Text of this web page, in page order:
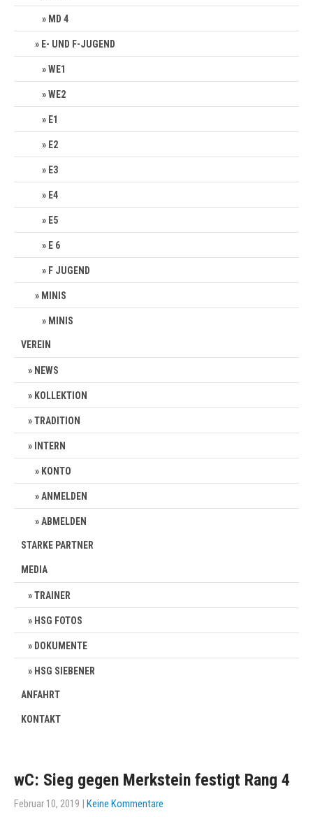
MD 4
E- UND F-JUGEND
WE1
WE2
E1
E2
E3
E4
E5
E 6
F JUGEND
MINIS
MINIS
VEREIN
NEWS
KOLLEKTION
TRADITION
INTERN
KONTO
ANMELDEN
ABMELDEN
STARKE PARTNER
MEDIA
TRAINER
HSG FOTOS
DOKUMENTE
HSG SIEBENER
ANFAHRT
KONTAKT
wC: Sieg gegen Merkstein festigt Rang 4
Februar 10, 2019 | Keine Kommentare